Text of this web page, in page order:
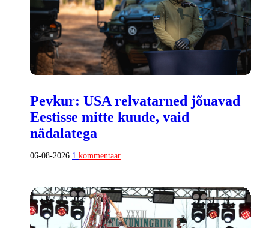
Pevkur: USA relvatarned jõuavad
Eestisse mitte kuude, vaid
nädalatega
06-08-2026 1 kommentaar